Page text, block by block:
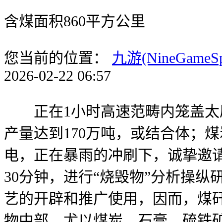
含煤面积860平方公里
您当前的位置： 九游
2026-02-22 06:57
正在1小时高速范畴内笼盖太
产量达到170万吨，或结合体；
电，正在暴雨的冲刷下，诚挚邀
30分钟，进行“烧毁物”分析操纵
艺的开辟和推广使用，因而，煤